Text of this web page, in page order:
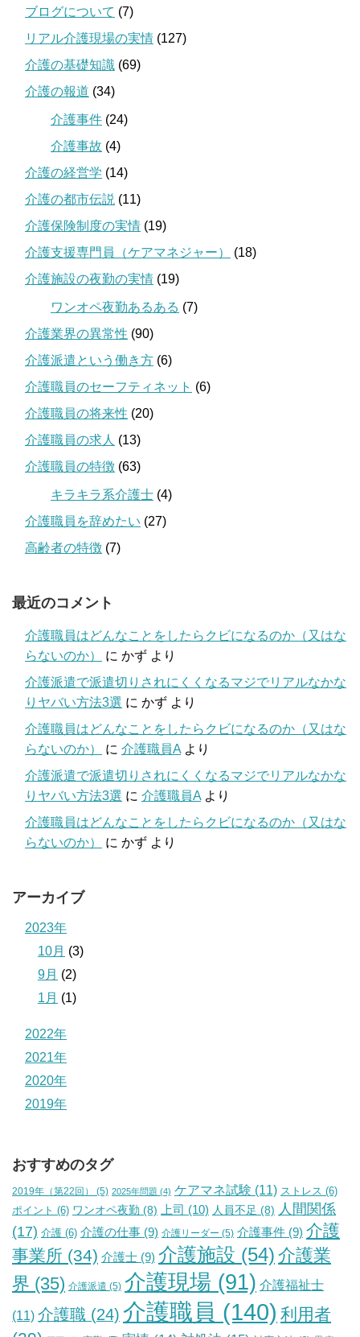
ブログについて (7)
リアル介護現場の実情 (127)
介護の基礎知識 (69)
介護の報道 (34)
介護事件 (24)
介護事故 (4)
介護の経営学 (14)
介護の都市伝説 (11)
介護保険制度の実情 (19)
介護支援専門員（ケアマネジャー）
(18)
介護施設の夜勤の実情 (19)
ワンオペ夜勤あるある (7)
介護業界の異常性 (90)
介護派遣という働き方 (6)
介護職員のセーフティネット (6)
介護職員の将来性 (20)
介護職員の求人 (13)
介護職員の特徴 (63)
キラキラ系介護士 (4)
介護職員を辞めたい (27)
高齢者の特徴 (7)
最近のコメント
介護職員はどんなことをしたらクビになるのか（又はな
らないのか）
に かず より
介護派遣で派遣切りされにくくなるマジでリアルなかな
りヤバい方法3選 に かず より
介護職員はどんなことをしたらクビになるのか（又はな
らないのか）
に 介護職員A より
介護派遣で派遣切りされにくくなるマジでリアルなかな
りヤバい方法3選 に 介護職員A より
介護職員はどんなことをしたらクビになるのか（又はな
らないのか）
に かず より
アーカイブ
2023年
10月 (3)
9月 (2)
1月 (1)
2022年
2021年
2020年
2019年
おすすめのタグ
2019年（第22回） (5) 2025年問題 (4) ケアマネ試験 (11) ストレス (6)
ポイント (6) ワンオペ夜勤 (8) 上司 (10) 人員不足 (8) 人間関係
(17) 介護 (6) 介護の仕事 (9) 介護リーダー (5) 介護事件 (9) 介護
事業所 (34) 介護士 (9) 介護施設 (54) 介護業
界 (35) 介護派遣 (5) 介護現場 (91) 介護福祉士
(11) 介護職 (24) 介護職員 (140) 利用者